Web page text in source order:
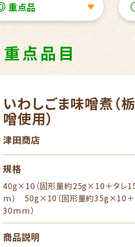
重点品
重点品目
いわしごま味噌煮（
噌使用）
津田商店
規格
40g×10（固形量約25g×10＋タレ
ｍ） 50g×10（固形量約35g×10＋
30ｍｍ）
商品説明